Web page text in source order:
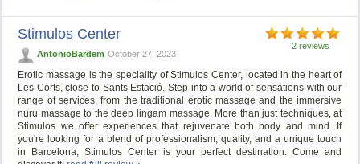
2 reviews
Stimulos Center
AntonioBardem October 27, 2023
Erotic massage is the speciality of Stimulos Center, located in the heart of
Les Corts, close to Sants Estació. Step into a world of sensations with our
range of services, from the traditional erotic massage and the immersive
nuru massage to the deep lingam massage. More than just techniques, at
Stimulos we offer experiences that rejuvenate both body and mind. If
you're looking for a blend of professionalism, quality, and a unique touch
in Barcelona, Stimulos Center is your perfect destination. Come and